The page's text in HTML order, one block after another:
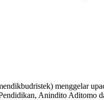
menggelar
Anindito Aditomo